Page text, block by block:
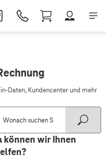
Daten, Kundencenter und mehr
können wir Ihnen